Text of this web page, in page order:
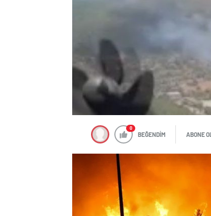
0
BEĞENDİM ABONE